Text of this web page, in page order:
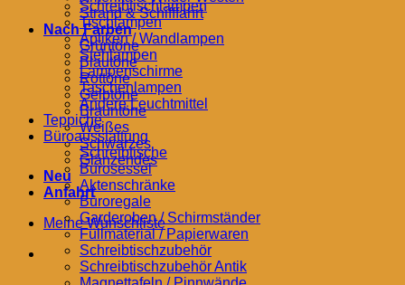
Strand & Schifffahrt
Nach Farben
Grüntöne
Blautöne
Rottöne
Gelbtöne
Brauntöne
Weißes
Schwarzes
Glänzendes
Neu
Anfahrt
Meine Wunschliste
Schreibtischlampen
Tischlampen
Apliken / Wandlampen
Stehlampen
Lampenschirme
Taschenlampen
Andere Leuchtmittel
Teppiche
Büroausstattung
Schreibtische
Bürosessel
Aktenschränke
Büroregale
Garderoben / Schirmständer
Füllmaterial / Papierwaren
Schreibtischzubehör
Schreibtischzubehör Antik